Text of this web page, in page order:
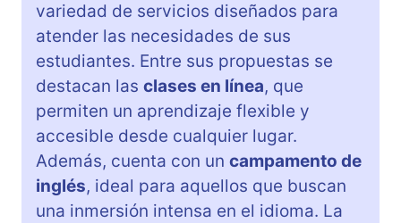
variedad de servicios diseñados para
atender las necesidades de sus
estudiantes. Entre sus propuestas se
destacan las clases en línea, que
permiten un aprendizaje flexible y
accesible desde cualquier lugar.
Además, cuenta con un campamento de
inglés, ideal para aquellos que buscan
una inmersión intensa en el idioma. La